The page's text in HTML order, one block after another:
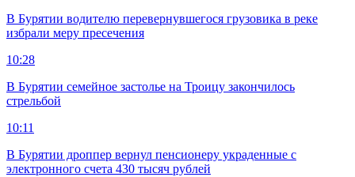
В Бурятии водителю перевернувшегося грузовика в реке
избрали меру пресечения
10:28
В Бурятии семейное застолье на Троицу закончилось
стрельбой
10:11
В Бурятии дроппер вернул пенсионеру украденные с
электронного счета 430 тысяч рублей